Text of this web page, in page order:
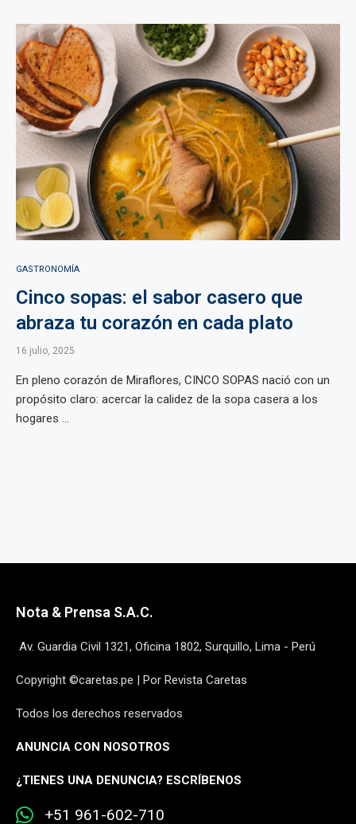
GASTRONOMÍA
Cinco sopas: el sabor casero que
abraza tu corazón en cada plato
16 julio, 2025
En pleno corazón de Miraflores, CINCO SOPAS nació con un
propósito claro: acercar la calidez de la sopa casera a los
hogares ...
Nota & Prensa S.A.C.
Av. Guardia Civil 1321, Oficina 1802, Surquillo, Lima - Perú
Copyright ©caretas.pe | Por Revista Caretas
Todos los derechos reservados
ANUNCIA CON NOSOTROS
¿TIENES UNA DENUNCIA? ESCRÍBENOS
+51 961-602-710